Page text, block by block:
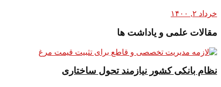
خرداد ۲, ۱۴۰۰
مقالات علمی و یاداشت ها
نظام بانکی کشور نیازمند تحول ساختاری